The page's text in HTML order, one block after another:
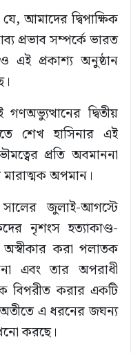
আমাদের দ্বিপাক্ষিক
প্রভাব সম্পর্কে ভারত
এই প্রকাশ্য অনুষ্ঠান
দ্বিতীয়
শেখ হাসিনার এই
প্রতি অবমাননা
মারাত্মক অপমান।
সালের জুলাই-আগস্টে
নৃশংস হত্যাকাণ্ড-
অস্বীকার করা পলাতক
এবং তার অপরাধী
বিপরীত করার একটি
অতীতে এ ধরনের জঘন্য
করছে।